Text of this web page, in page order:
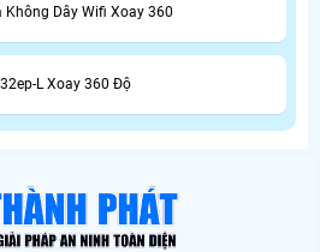
Không Dây Wifi Xoay 360
L Xoay 360 Độ